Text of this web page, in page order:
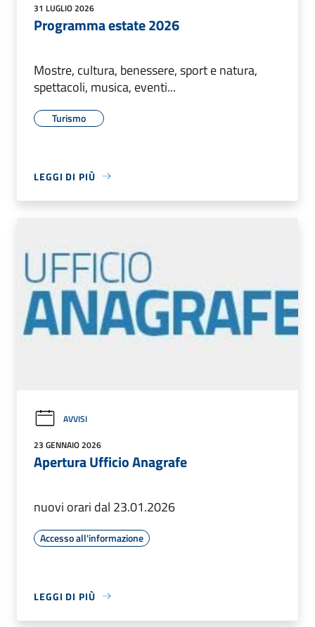
31 LUGLIO 2026
Programma estate 2026
Mostre, cultura, benessere, sport e natura,
spettacoli, musica, eventi...
Turismo
LEGGI DI PIÙ
AVVISI
23 GENNAIO 2026
Apertura Ufficio Anagrafe
nuovi orari dal 23.01.2026
Accesso all'informazione
LEGGI DI PIÙ